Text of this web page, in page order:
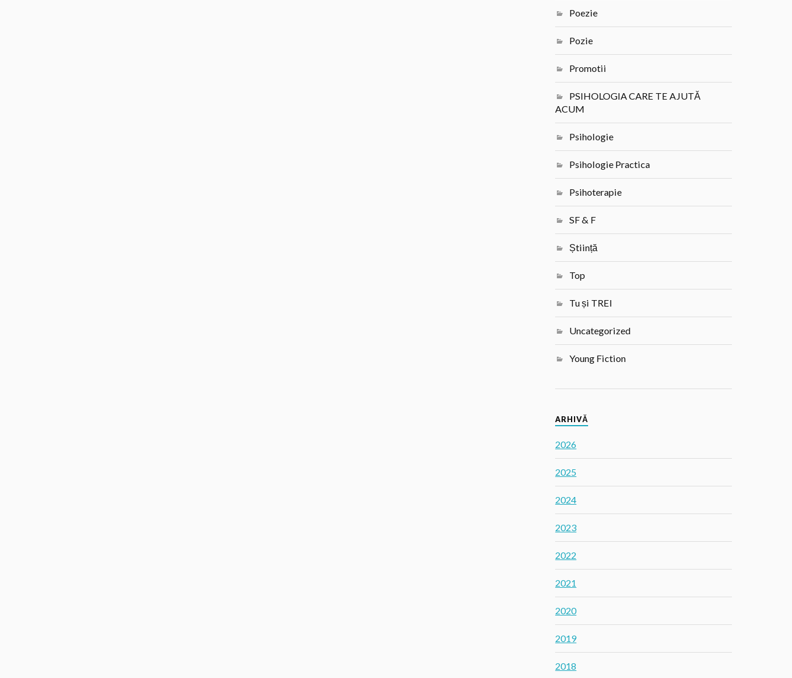
Poezie
Pozie
Promotii
PSIHOLOGIA CARE TE AJUTĂ
ACUM
Psihologie
Psihologie Practica
Psihoterapie
SF & F
Știință
Top
Tu și TREI
Uncategorized
Young Fiction
ARHIVĂ
2026
2025
2024
2023
2022
2021
2020
2019
2018